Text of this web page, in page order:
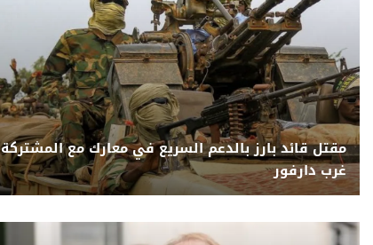
مقتل قائد بارز بالدعم السريع في معارك مع المشتركة
غرب دارفور